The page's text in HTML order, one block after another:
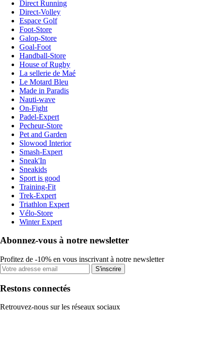
Direct Running
Direct-Volley
Espace Golf
Foot-Store
Galop-Store
Goal-Foot
Handball-Store
House of Rugby
La sellerie de Maé
Le Motard Bleu
Made in Paradis
Nauti-wave
On-Fight
Padel-Expert
Pecheur-Store
Pet and Garden
Slowood Interior
Smash-Expert
Sneak'In
Sneakids
Sport is good
Training-Fit
Trek-Expert
Triathlon Expert
Vélo-Store
Winter Expert
Abonnez-vous à notre newsletter
Profitez de -10% en vous inscrivant à notre newsletter
S'inscrire
Restons connectés
Retrouvez-nous sur les réseaux sociaux